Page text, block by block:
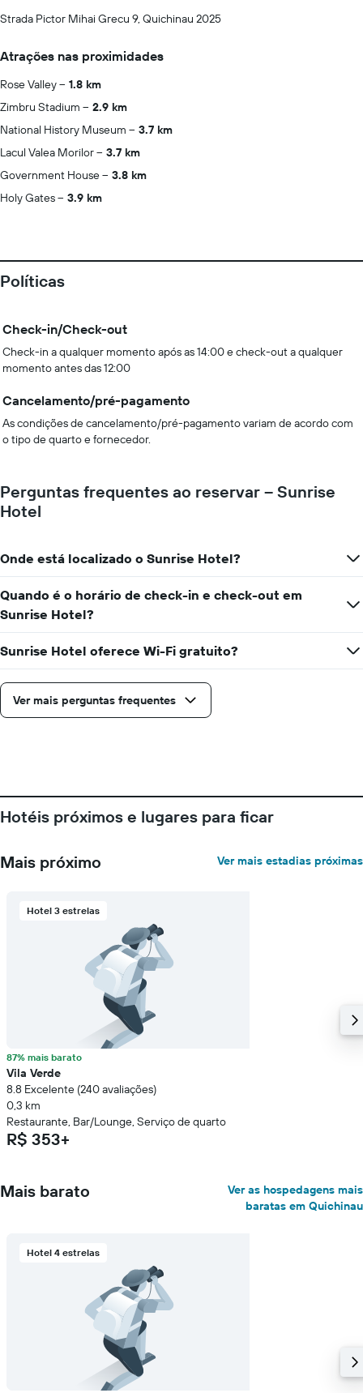
Strada Pictor Mihai Grecu 9, Quichinau 2025
Atrações nas proximidades
Rose Valley
1.8 km
Zimbru Stadium
2.9 km
National History Museum
3.7 km
Lacul Valea Morilor
3.7 km
Government House
3.8 km
Holy Gates
3.9 km
Políticas
Check-in/Check-out
Check-in a qualquer momento após as 14:00 e check-out a qualquer
momento antes das 12:00
Cancelamento/pré-pagamento
As condições de cancelamento/pré-pagamento variam de acordo com
o tipo de quarto e fornecedor.
Perguntas frequentes ao reservar – Sunrise
Hotel
Onde está localizado o Sunrise Hotel?
Quando é o horário de check-in e check-out em
Sunrise Hotel?
Sunrise Hotel oferece Wi-Fi gratuito?
Ver mais perguntas frequentes
Hotéis próximos e lugares para ficar
Mais próximo Ver mais estadias próximas
Hotel 3 estrelas
87% mais barato
Vila Verde
8.8 Excelente (240 avaliações)
0,3 km
Restaurante, Bar/Lounge, Serviço de quarto
R$ 353+
Mais barato
Ver as hospedagens mais
baratas em Quichinau
Hotel 4 estrelas